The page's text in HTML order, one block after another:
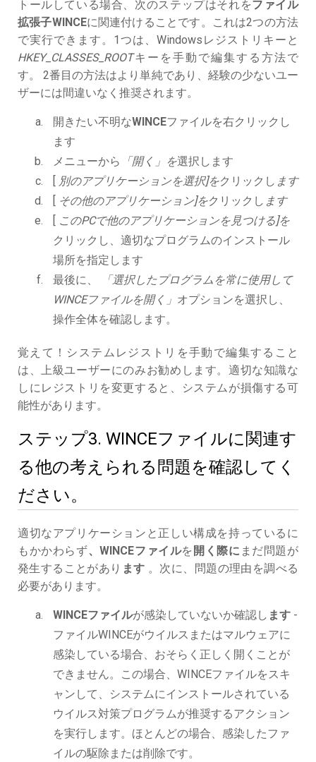
トールしている場合、次のステップはそれをファイル
拡張子WINCEに関連付けることです。これは2つの方法
で実行できます。1つは、Windowsレジストリキーと
HKEY_CLASSES_ROOTキーを手動で編集する方法で
す。 2番目の方法はより単純であり、経験の少ないユー
ザーには間違いなく推奨されます。
開きたい不明なWINCEファイルを右クリックし
ます
メニューから
「開く」を選択します
[ 別のアプリケーションを選択]をクリックし ます
[ その他のアプリケーション]をクリックし ます
[ このPCで他のアプリケーションを見つける]を
クリックし、適切なプログラムのインストール
場所を指定します
最後に、
「選択したプログラムを常に使用して
WINCEファイルを開く」 オプションを選択し、
操作全体を確認します。
覚えて！システムレジストリを手動で編集すること
は、上級ユーザーにのみお勧めします。適切な知識な
しにレジストリを変更すると、システムが損傷する可
能性があります。
ステップ3. WINCEファイルに関連す
る他の考えられる問題を確認してく
ださい。
適切なアプリケーションと正しい構成を持っているに
もかかわらず、WINCEファイルを 開く際に まだ問題が
発生することがあり ます 。次に、問題の理由を調べる
必要があります。
WINCEファイルが感染していないか確認し ます -
ファイルWINCEがウイルスまたはマルウェアに
感染している場合、おそらく正しく開くことが
できません。この場合、WINCEファイルをスキ
ャンして、システムにインストールされている
ウイルス対策プログラムが推奨するアクション
を実行します。ほとんどの場合、感染したファ
イルの駆除または削除です。